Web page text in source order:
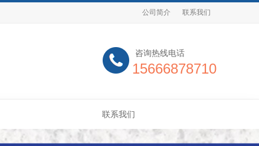
公司简介 联系我们
咨询热线电话
15666878710
联系我们